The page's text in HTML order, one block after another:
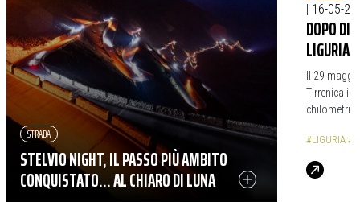
STELVIO NIGHT, IL PASSO PIÙ AMBITO
CONQUISTATO… AL CHIARO DI LUNA
STRADA
| 16-05-
DOPO
LIGURIA
Il 29
Tirrenica in
chilometri
#LIGURIA